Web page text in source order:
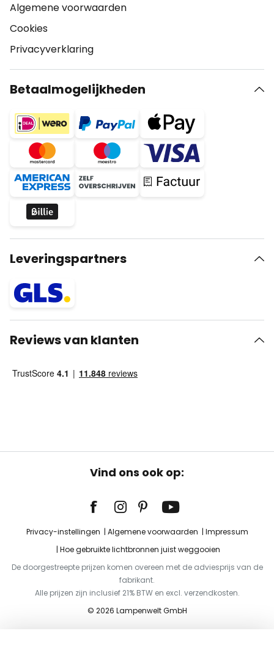
Algemene voorwaarden
Cookies
Privacyverklaring
Betaalmogelijkheden
Leveringspartners
Reviews van klanten
Vind ons ook op:
Privacy-instellingen Algemene voorwaarden
Impressum
Hoe gebruikte lichtbronnen juist weggooien
De doorgestreepte prijzen komen overeen met de adviesprijs van de
fabrikant.
Alle prijzen zijn inclusief 21% BTW en excl. verzendkosten.
© 2026 Lampenwelt GmbH